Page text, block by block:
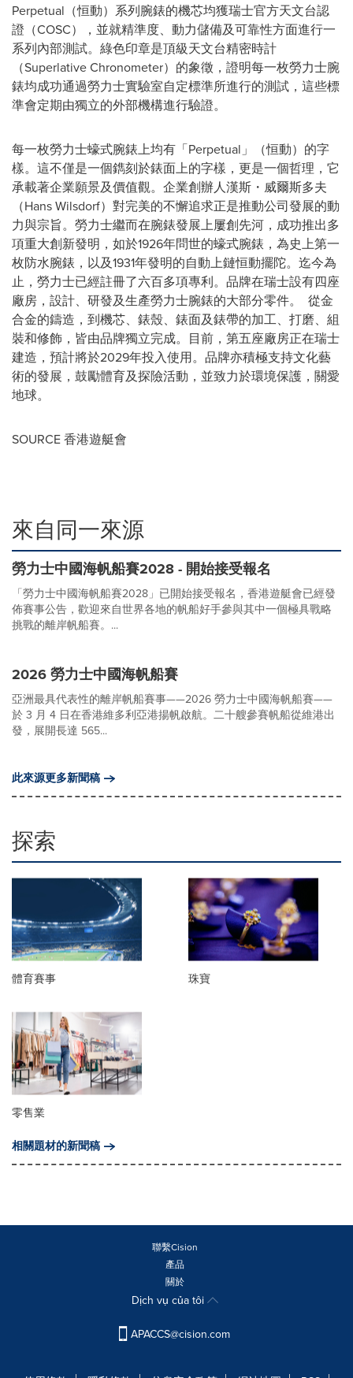
Perpetual（恒動）系列腕錶的機芯均獲瑞士官方天文台認
證（COSC），並就精準度、動力儲備及可靠性方面進行一
系列內部測試。綠色印章是頂級天文台精密時計
（Superlative Chronometer）的象徵，證明每一枚勞力士腕
錶均成功通過勞力士實驗室自定標準所進行的測試，這些標
準會定期由獨立的外部機構進行驗證。
每一枚勞力士蠔式腕錶上均有「Perpetual」（恒動）的字
樣。這不僅是一個鐫刻於錶面上的字樣，更是一個哲理，它
承載著企業願景及價值觀。企業創辦人漢斯・威爾斯多夫
（Hans Wilsdorf）對完美的不懈追求正是推動公司發展的動
力與宗旨。勞力士繼而在腕錶發展上屢創先河，成功推出多
項重大創新發明，如於1926年問世的蠔式腕錶，為史上第一
枚防水腕錶，以及1931年發明的自動上鏈恒動擺陀。迄今為
止，勞力士已經註冊了六百多項專利。品牌在瑞士設有四座
廠房，設計、研發及生產勞力士腕錶的大部分零件。 從金
合金的鑄造，到機芯、錶殼、錶面及錶帶的加工、打磨、組
裝和修飾，皆由品牌獨立完成。目前，第五座廠房正在瑞士
建造，預計將於2029年投入使用。品牌亦積極支持文化藝
術的發展，鼓勵體育及探險活動，並致力於環境保護，關愛
地球。
SOURCE 香港遊艇會
來自同一來源
勞力士中國海帆船賽2028 - 開始接受報名
「勞力士中國海帆船賽2028」已開始接受報名，香港遊艇會已經發
佈賽事公告，歡迎來自世界各地的帆船好手參與其中一個極具戰略
挑戰的離岸帆船賽。...
2026 勞力士中國海帆船賽
亞洲最具代表性的離岸帆船賽事——2026 勞力士中國海帆船賽——
於 3 月 4 日在香港維多利亞港揚帆啟航。二十艘參賽帆船從維港出
發，展開長達 565...
此來源更多新聞稿
探索
體育賽事 珠寶
零售業
相關題材的新聞稿
聯繫Cision
產品
關於
Dịch vụ của tôi
APACCS@cision.com